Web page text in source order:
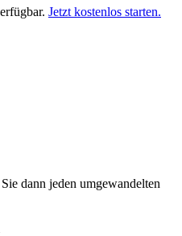
Jetzt kostenlos starten.
dann jeden umgewandelten